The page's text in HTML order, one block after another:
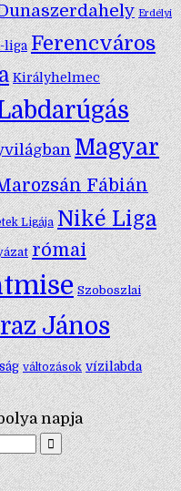
Erdélyi
liga Ferencváros
Királyhelmec
Magyar
Fábián
Ligája Niké Liga
római
Szoboszlai
János
változások vízilabda
napja